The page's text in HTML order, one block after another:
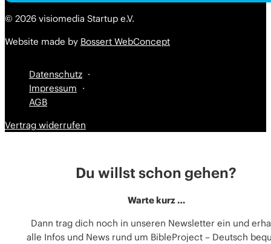
© 2026 visiomedia Startup e.V.
Website made by Bossert WebConcept
Datenschutz
Impressum
AGB
Vertrag widerrufen
Du willst schon gehen?
Warte kurz …
Dann trag dich noch in unseren Newsletter ein und
alle Infos und News rund um BibleProject – Deutsch